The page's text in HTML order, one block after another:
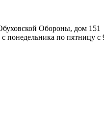
Обороны, дом 151
понедельника по пятницу с